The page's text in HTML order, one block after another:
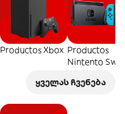
Productos Xbox Productos
Nintento
ყველას ჩვენება